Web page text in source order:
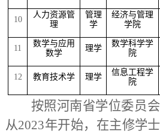
10
人力资源管
理
管理
学
经济与管理
学院
11
数学与应用
数学
理学
数学科学学
院
12 教育技术学 理学
信息工程学
院
按照河南省学位委员
从2023年开始，在主修学